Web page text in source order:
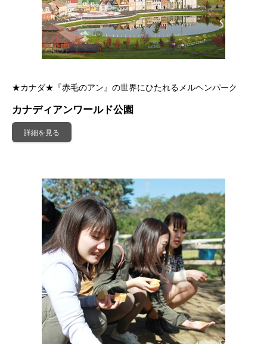
★カナダ★『赤毛のアン』の世界にひたれるメルヘンパーク
カナディアンワールド公園
詳細を見る